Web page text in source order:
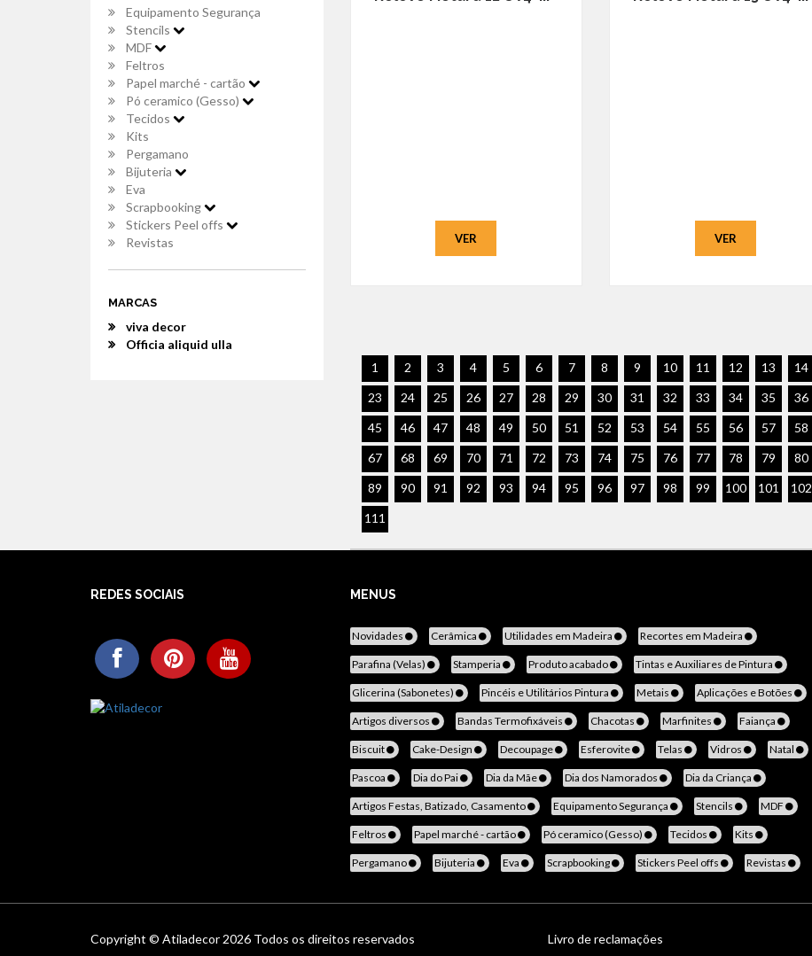
Equipamento Segurança
Stencils
MDF
Feltros
Papel marché - cartão
Pó ceramico (Gesso)
Tecidos
Kits
Pergamano
Bijuteria
Eva
Scrapbooking
Stickers Peel offs
Revistas
MARCAS
viva decor
Officia aliquid ulla
VER VER
1 2 3 4 5 6 7 8 9 10 11 12 13 14
23
24 25 26 27 28 29 30 31 32 33 34 35 36
45
46 47 48 49 50 51 52 53 54 55 56 57 58
67
68 69 70 71 72 73 74 75 76 77 78 79 80
89
90 91 92 93 94 95 96 97 98 99 100 101 102
111
REDES SOCIAIS MENUS
Novidades Cerâmica Utilidades em Madeira Recortes em Madeira
Parafina (Velas) Stamperia Produto acabado Tintas e Auxiliares de Pintura
Glicerina (Sabonetes) Pincéis e Utilitários Pintura Metais Aplicações e Botões
Artigos diversos Bandas Termofixáveis Chacotas Marfinites Faiança
Biscuit Cake-Design Decoupage Esferovite Telas Vidros Natal
Pascoa Dia do Pai Dia da Mãe Dia dos Namorados Dia da Criança
Artigos Festas, Batizado, Casamento Equipamento Segurança Stencils MDF
Feltros Papel marché - cartão Pó ceramico (Gesso) Tecidos Kits
Pergamano Bijuteria Eva Scrapbooking Stickers Peel offs Revistas
Copyright © Atiladecor 2026 Todos os direitos reservados Livro de reclamações